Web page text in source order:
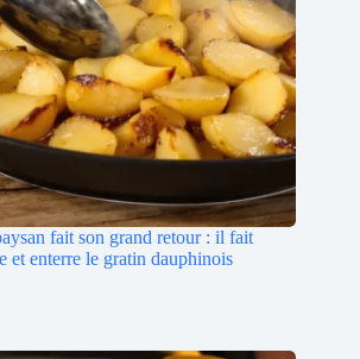
fait son grand retour : il fait
et enterre le gratin dauphinois